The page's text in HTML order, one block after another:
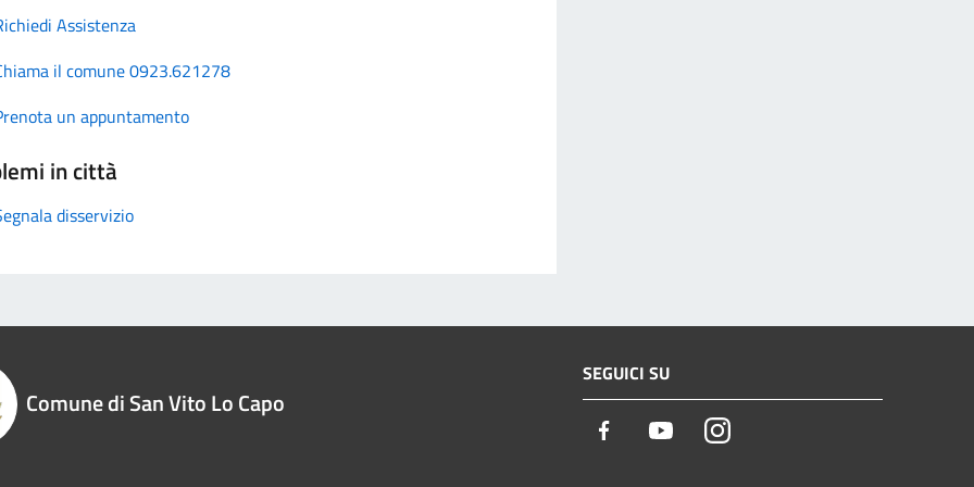
Assistenza
il comune 0923.621278
un appuntamento
in città
disservizio
Comune di San Vito Lo Capo
SEGUICI SU
Facebook YoutubeInstagram